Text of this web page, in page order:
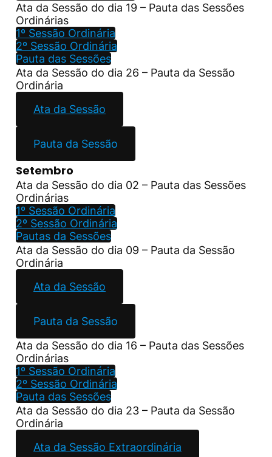
Ata da Sessão do dia 19 – Pauta das Sessões
Ordinárias
1º Sessão Ordinária
2º Sessão Ordinária
Pauta das Sessões
Ata da Sessão do dia 26 – Pauta da Sessão
Ordinária
Ata da Sessão
Pauta da Sessão
Setembro
Ata da Sessão do dia 02 – Pauta das Sessões
Ordinárias
1º Sessão Ordinária
2º Sessão Ordinária
Pautas da Sessões
Ata da Sessão do dia 09 – Pauta da Sessão
Ordinária
Ata da Sessão
Pauta da Sessão
Ata da Sessão do dia 16 – Pauta das Sessões
Ordinárias
1º Sessão Ordinária
2º Sessão Ordinária
Pauta das Sessões
Ata da Sessão do dia 23 – Pauta da Sessão
Ordinária
Ata da Sessão Extraordinária